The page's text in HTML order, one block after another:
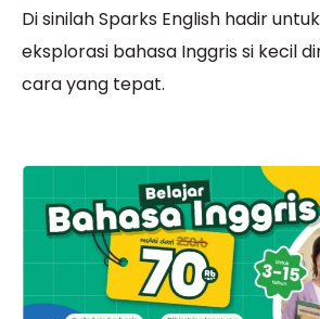
Di sinilah Sparks English hadir
eksplorasi bahasa Inggris si kecil
cara yang tepat.